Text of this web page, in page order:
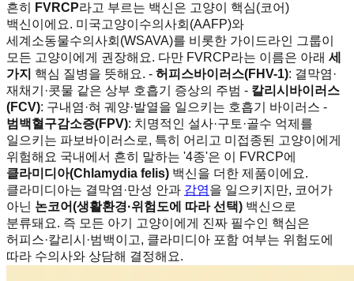
흔히 FVRCP라고 부르는 백신은 고양이 핵심(코어)
백신이에요. 미국고양이수의사회(AAFP)와
세계소동물수의사회(WSAVA)를 비롯한 가이드라인 그룹이
모든 고양이에게 권장해요. 다만 FVRCP라는 이름은 아래 세
가지 핵심 질병을 뜻해요. - 허피스바이러스(FHV-1): 결막염·
재채기·콧물 같은 상부 호흡기 증상의 주범 - 칼리시바이러스
(FCV): 구내염·혀 궤양·발열을 일으키는 호흡기 바이러스 -
범백혈구감소증(FPV): 치명적인 설사·구토·골수 억제를
일으키는 파보바이러스로, 특히 어리고 미접종된 고양이에게
위험해요 국내에서 흔히 말하는 '4종'은 이 FVRCP에
클라미디아(Chlamydia felis) 백신을 더한 제품이에요.
클라미디아는 결막염·만성 안과 감염을 일으키지만, 코어가
아닌 논코어(생활환경·위험도에 따라 선택) 백신으로
분류돼요. 즉 모든 아기 고양이에게 진짜 필수인 핵심은
허피스·칼리시·범백이고, 클라미디아 포함 여부는 위험도에
따라 수의사와 상담해 결정해요.